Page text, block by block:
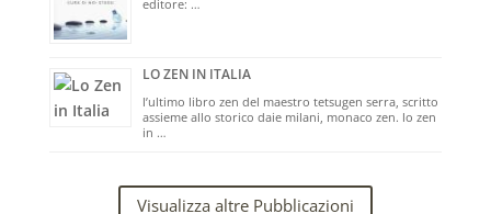
editore: …
LO ZEN IN ITALIA
l’ultimo libro zen del maestro tetsugen serra, scritto
assieme allo storico daie milani, monaco zen. lo zen
in …
Visualizza altre Pubblicazioni